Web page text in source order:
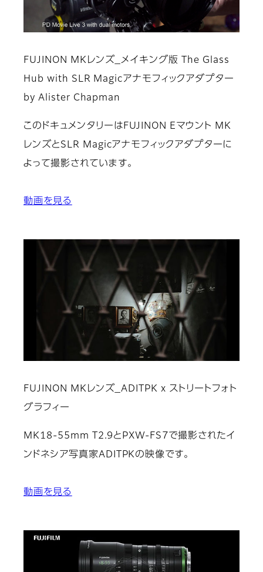
FUJINON MKレンズ_メイキング版 The Glass
Hub with SLR Magicアナモフィックアダプター
by Alister Chapman
このドキュメンタリーはFUJINON Eマウント MK
レンズとSLR Magicアナモフィックアダプターに
よって撮影されています。
動画を見る
FUJINON MKレンズ_ADITPK x ストリートフォト
グラフィー
MK18-55mm T2.9とPXW-FS7で撮影されたイ
ンドネシア写真家ADITPKの映像です。
動画を見る